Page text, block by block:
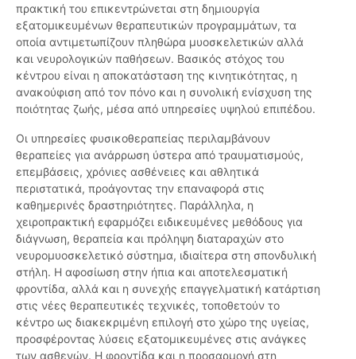
πρακτική του επικεντρώνεται στη δημιουργία
εξατομικευμένων θεραπευτικών προγραμμάτων, τα
οποία αντιμετωπίζουν πληθώρα μυοσκελετικών αλλά
και νευρολογικών παθήσεων. Βασικός στόχος του
κέντρου είναι η αποκατάσταση της κινητικότητας, η
ανακούφιση από τον πόνο και η συνολική ενίσχυση της
ποιότητας ζωής, μέσα από υπηρεσίες υψηλού επιπέδου.
Οι υπηρεσίες φυσικοθεραπείας περιλαμβάνουν
θεραπείες για ανάρρωση ύστερα από τραυματισμούς,
επεμβάσεις, χρόνιες ασθένειες και αθλητικά
περιστατικά, προάγοντας την επαναφορά στις
καθημερινές δραστηριότητες. Παράλληλα, η
χειροπρακτική εφαρμόζει ειδικευμένες μεθόδους για
διάγνωση, θεραπεία και πρόληψη διαταραχών στο
νευρομυοσκελετικό σύστημα, ιδιαίτερα στη σπονδυλική
στήλη. Η αφοσίωση στην ήπια και αποτελεσματική
φροντίδα, αλλά και η συνεχής επαγγελματική κατάρτιση
στις νέες θεραπευτικές τεχνικές, τοποθετούν το
κέντρο ως διακεκριμένη επιλογή στο χώρο της υγείας,
προσφέροντας λύσεις εξατομικευμένες στις ανάγκες
των ασθενών. Η φροντίδα και η προσαρμογή στη